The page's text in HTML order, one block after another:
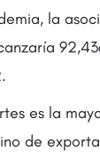
la
es la
de